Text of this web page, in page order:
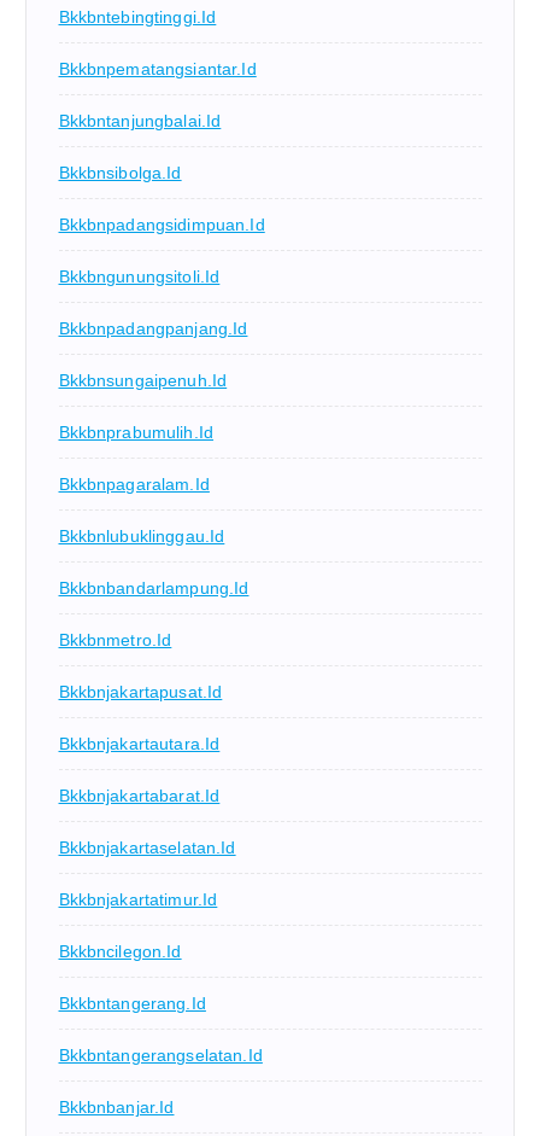
Bkkbntebingtinggi.id
Bkkbnpematangsiantar.id
Bkkbntanjungbalai.id
Bkkbnsibolga.id
Bkkbnpadangsidimpuan.id
Bkkbngunungsitoli.id
Bkkbnpadangpanjang.id
Bkkbnsungaipenuh.id
Bkkbnprabumulih.id
Bkkbnpagaralam.id
Bkkbnlubuklinggau.id
Bkkbnbandarlampung.id
Bkkbnmetro.id
Bkkbnjakartapusat.id
Bkkbnjakartautara.id
Bkkbnjakartabarat.id
Bkkbnjakartaselatan.id
Bkkbnjakartatimur.id
Bkkbncilegon.id
Bkkbntangerang.id
Bkkbntangerangselatan.id
Bkkbnbanjar.id